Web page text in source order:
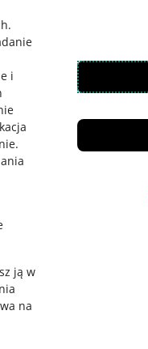
.
i
.
ją w
na